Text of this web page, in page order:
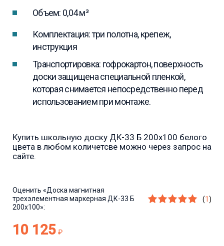
Объем: 0,04 м³
Комплектация: три полотна, крепеж,
инструкция
Транспортировка: гофрокартон, поверхность
доски защищена специальной пленкой,
которая снимается непосредственно перед
использованием при монтаже.
Купить школьную доску ДК-33 Б 200х100 белого
цвета в любом количетсве можно через запрос на
сайте.
Оценить «Доска магнитная
трехэлементная маркерная ДК-33 Б
200х100»:
(1)
10 125 ₽